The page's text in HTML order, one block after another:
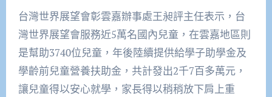
台灣世界展望會彰雲嘉辦事處王昶評主任表示，台
灣世界展望會服務近5萬名國內兒童，在雲嘉地區則
是幫助3740位兒童，年後陸續提供給學子助學金及
學齡前兒童營養扶助金，共計發出2千7百多萬元，
讓兒童得以安心就學，家長得以稍稍放下肩上重